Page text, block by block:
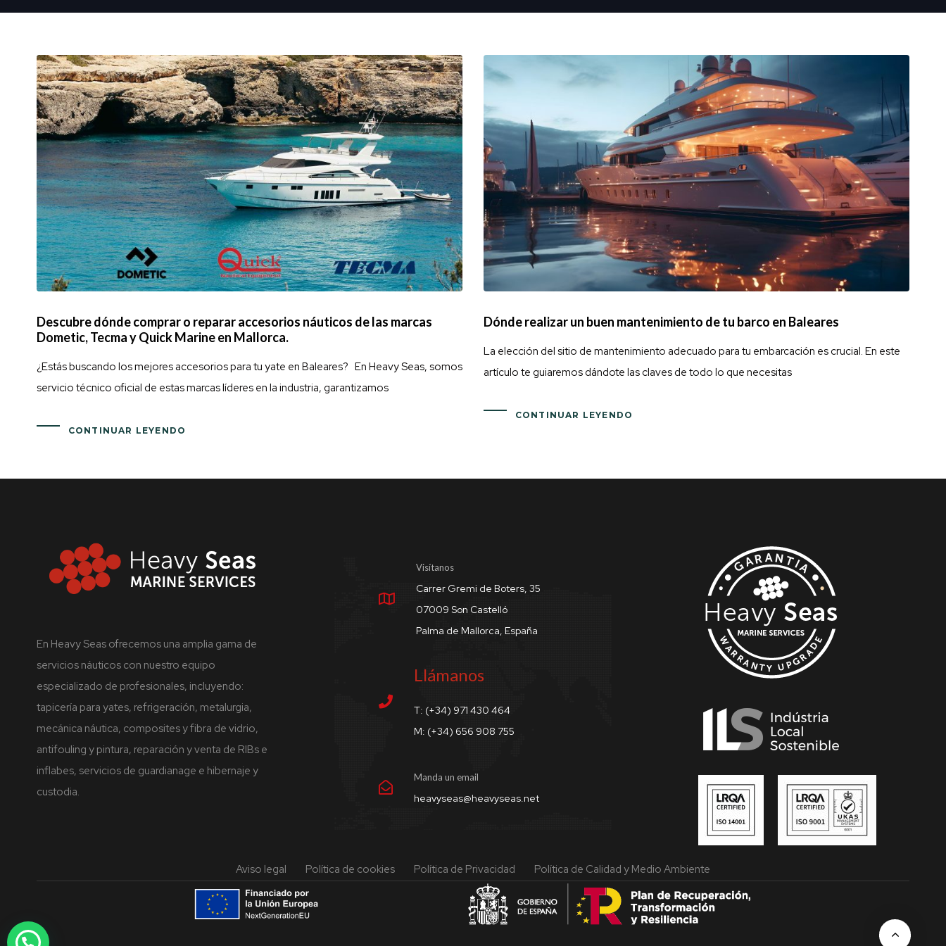
Descubre dónde comprar o reparar accesorios náuticos de las marcas
Dometic, Tecma y Quick Marine en Mallorca.
¿Estás buscando los mejores accesorios para tu yate en Baleares? En Heavy Seas, somos
servicio técnico oficial de estas marcas líderes en la industria, garantizamos
CONTINUAR LEYENDO
Dónde realizar un buen mantenimiento de tu barco en Baleares
La elección del sitio de mantenimiento adecuado para tu embarcación es crucial. En este
artículo te guiaremos dándote las claves de todo lo que necesitas
CONTINUAR LEYENDO
En Heavy Seas ofrecemos una amplia gama de
servicios náuticos con nuestro equipo
especializado de profesionales, incluyendo:
tapicería para yates, refrigeración, metalurgia,
mecánica náutica, composites y fibra de vidrio,
antifouling y pintura, reparación y venta de RIBs e
inflabes, servicios de guardianage e hibernaje y
custodia.
Visítanos
Carrer Gremi de Boters, 35
07009 Son Castelló
Palma de Mallorca, España
Llámanos
T: (+34) 971 430 464
M: (+34) 656 908 755
Manda un email
heavyseas@heavyseas.net
Aviso legal Política de cookies Política de Privacidad Política de Calidad y Medio Ambiente